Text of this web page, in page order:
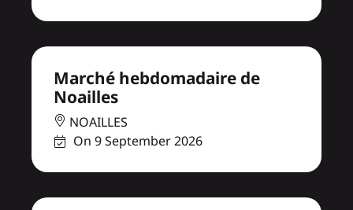
Marché hebdomadaire de
Noailles
NOAILLES
On 9 September 2026